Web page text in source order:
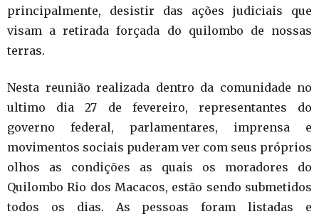
principalmente, desistir das ações judiciais que
visam a retirada forçada do quilombo de nossas
terras.
Nesta reunião realizada dentro da comunidade no
ultimo dia 27 de fevereiro, representantes do
governo federal, parlamentares, imprensa e
movimentos sociais puderam ver com seus próprios
olhos as condições as quais os moradores do
Quilombo Rio dos Macacos, estão sendo submetidos
todos os dias. As pessoas foram listadas e